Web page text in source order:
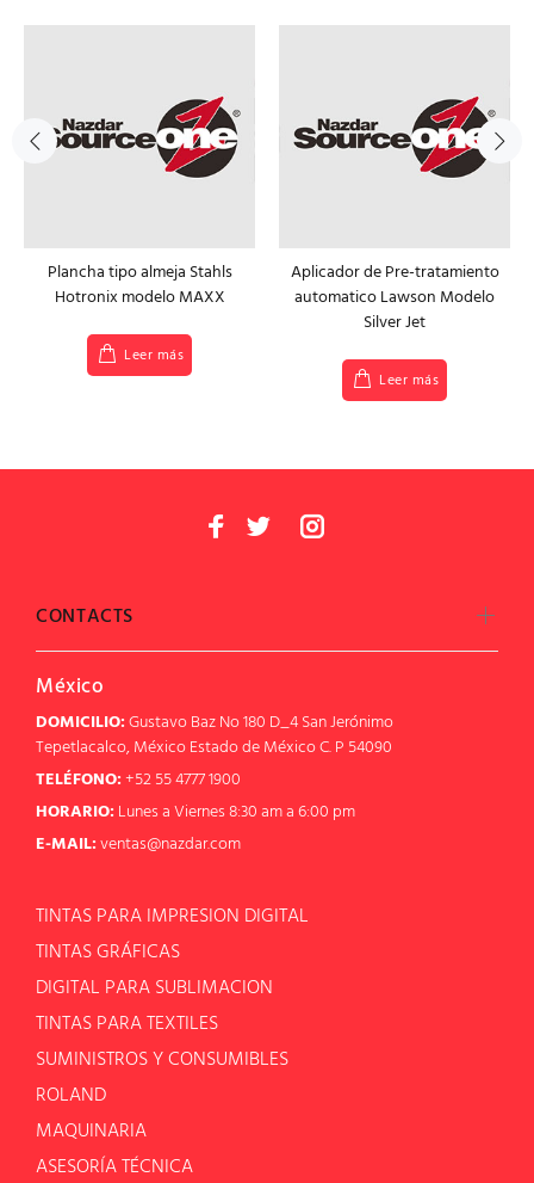
Plancha tipo almeja Stahls
Hotronix modelo MAXX
Leer más
Aplicador de Pre-tratamiento
automatico Lawson Modelo
Silver Jet
Leer más
CONTACTS
México
DOMICILIO:Gustavo Baz No 180 D_4 San Jerónimo
Tepetlacalco, México Estado de México C. P 54090
TELÉFONO:+52 55 4777 1900
HORARIO: Lunes a Viernes 8:30 am a 6:00 pm
E-MAIL:ventas@nazdar.com
TINTAS PARA IMPRESION DIGITAL
TINTAS GRÁFICAS
DIGITAL PARA SUBLIMACION
TINTAS PARA TEXTILES
SUMINISTROS Y CONSUMIBLES
ROLAND
MAQUINARIA
ASESORÍA TÉCNICA